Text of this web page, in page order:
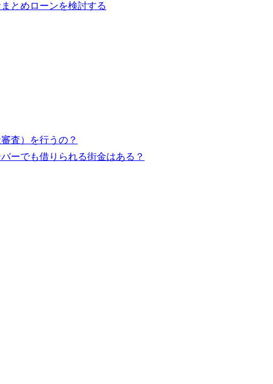
とめローンを検討する
査）を行うの？
ーでも借りられる街金はある？